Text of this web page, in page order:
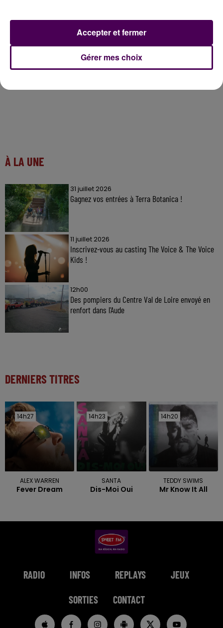
a provoqué des difficultés de circulation, des policiers
régulaient d’ailleurs le trafic peu après les faits. Le bus
a finalement été déplacé un peu après 10h30.
À LA UNE
31 juillet 2026
Gagnez vos entrées à Terra Botanica !
11 juillet 2026
Inscrivez-vous au casting The Voice & The Voice
Kids !
12h00
Des pompiers du Centre Val de Loire envoyé en
renfort dans l'Aude
DERNIERS TITRES
14h27
14h27
ALEX WARREN
Fever Dream
14h23
14h23
SANTA
Dis-Moi Oui
14h20
14h20
TEDDY SWIMS
Mr Know It All
RADIO INFOS REPLAYS JEUX
SORTIES CONTACT
Gérer mes choix
Accepter et fermer